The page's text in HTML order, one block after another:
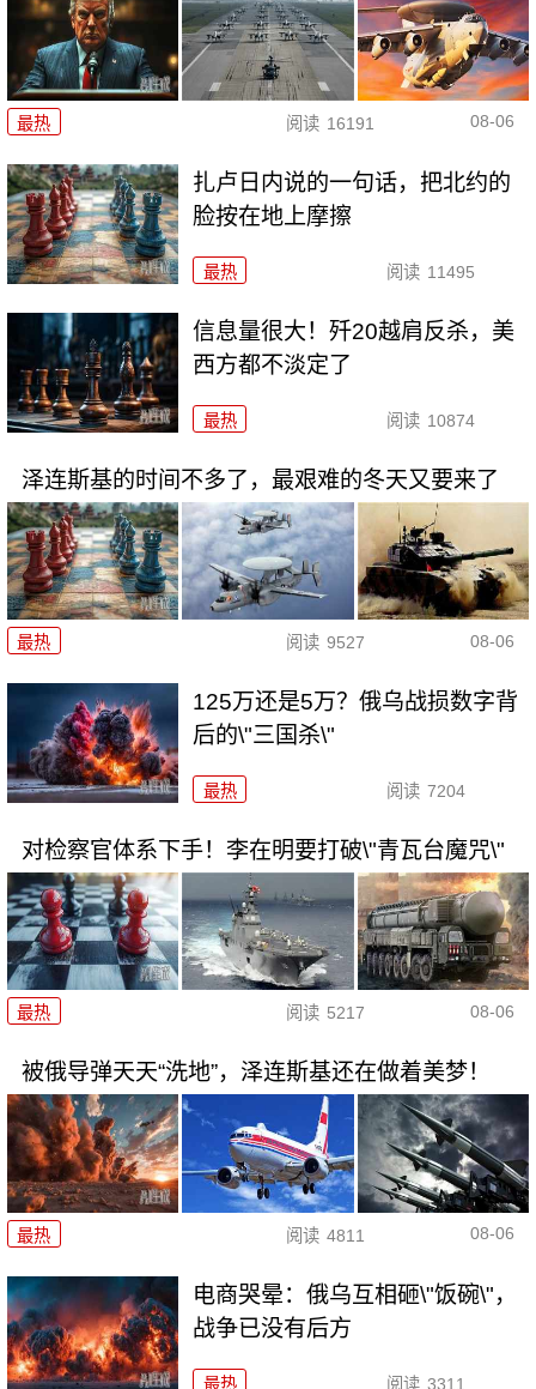
最热 阅读 16191 08-06
扎卢日内说的一句话，把北约的
脸按在地上摩擦
最热 阅读 11495
信息量很大！歼20越肩反杀，美
西方都不淡定了
最热 阅读 10874
泽连斯基的时间不多了，最艰难的冬天又要来了
最热 阅读 9527 08-06
125万还是5万？俄乌战损数字背
后的\"三国杀\"
最热 阅读 7204
对检察官体系下手！李在明要打破\"青瓦台魔咒\"
最热 阅读 5217 08-06
被俄导弹天天“洗地”，泽连斯基还在做着美梦！
最热 阅读 4811 08-06
电商哭晕：俄乌互相砸\"饭碗\"，
战争已没有后方
最热 阅读 3311